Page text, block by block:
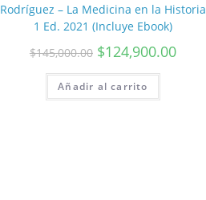
Rodríguez – La Medicina en la Historia
1 Ed. 2021 (Incluye Ebook)
$145,000.00 $124,900.00
Añadir al carrito